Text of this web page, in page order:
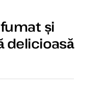
și
delicioasă